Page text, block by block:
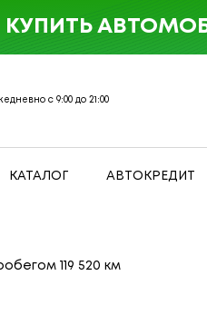
с 9:00 до 21:00
КАТАЛОГ АВТОКРЕДИТ
КУПИТЬ
119 520 км